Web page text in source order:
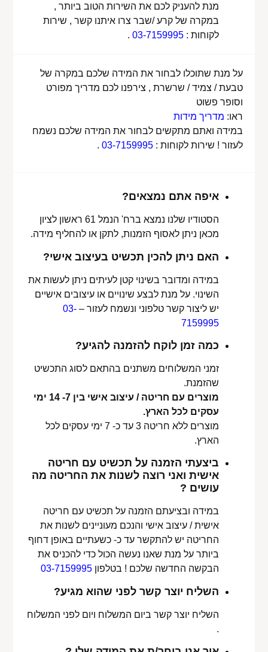
מנת להעניק לכם את השירות הטוב ביותר ,
במקרה של קרע /שבר צרו איתנו קשר , שירות
לקוחות :03-7159995
.
על מנת שתוכלו לבחור את המידה שלכם במקרה של
טבעת / צמיד / שרשרת , צירפנו לכם מדריך מפורט
וסופר פשוט
ראו: מדריך מידות
במידה ואתם מתקשים לבחור את המידה שלכם נשמח
לעזור ! שירות לקוחות :03-7159995
.
איפה אתם נמצאים?
הסטודיו שלנו נמצא ברח' הנמל 61 ראשון לציון
מכאן ניתן לאסוף הזמנות, לתקן או להחליף מידה.
האם ניתן להכין תכשיט בעיצוב אישי?
במידה ומדובר בשינוי קטן לעיתים ניתן לעשות את
השינוי. על מנת לבצע שינויים או עיצובים אישיים
יש ליצור קשר טלפוני ונשמח לעזור –03-
7159995
כמה זמן לוקח להזמנה להגיע?
זמני המשלוחים משתנים בהתאם לסוג התכשיט
שהזמנת.
מוצרים עם חריטה / עיצוב אישי בין 7- 14 ימי
עסקים לכל הארץ.
מוצרים ללא חריטה 3 עד כ- 7 ימי עסקים לכל
הארץ.
ביצעתי הזמנה על תכשיט עם חריטה
אישית ואני רוצה לשנות את החריטה מה
עושים ?
במידה ובציעתם הזמנה על תכשיט עם חריטה
אישית / עיצוב אישי והנכם מעוניינים לשנות את
החריטה יש להתקשר עד כ- כשעתיים באופן דחוף
ביותר על מנת שאנו נעשה הכול כדי להכניס את
הבקשה החדשה שלכם ! בטלפון03-7159995
השליח יוצר קשר לפני שהוא מגיע?
השליח יוצר קשר ביום המשלוח ויום לפני המשלוח
.